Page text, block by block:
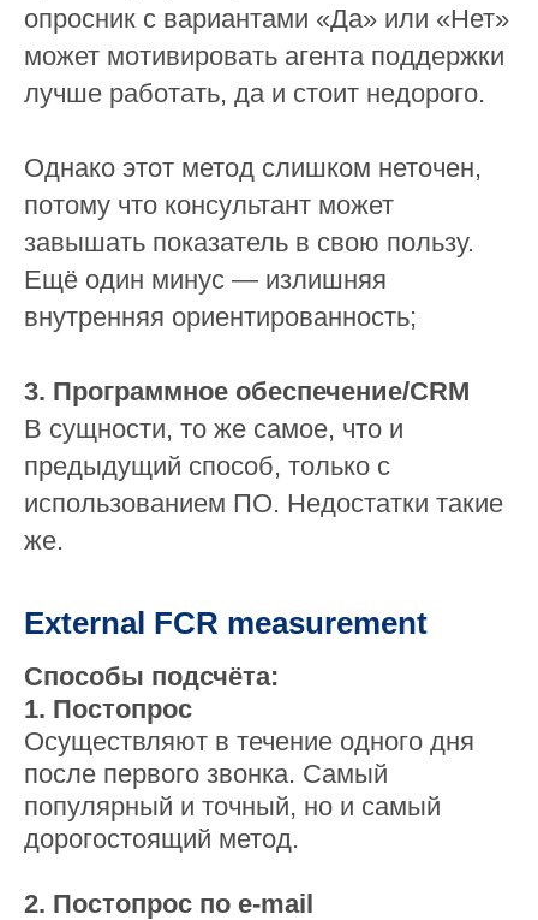
опросник с вариантами «Да» или «Нет»
может мотивировать агента поддержки
лучше работать, да и стоит недорого.
Однако этот метод слишком неточен,
потому что консультант может
завышать показатель в свою пользу.
Ещё один минус — излишняя
внутренняя ориентированность;
3. Программное обеспечение/CRM
В сущности, то же самое, что и
предыдущий способ, только с
использованием ПО. Недостатки такие
же.
External FCR measurement
Способы подсчёта:
1. Постопрос
Осуществляют в течение одного дня
после первого звонка. Самый
популярный и точный, но и самый
дорогостоящий метод.
2. Постопрос по e-mail